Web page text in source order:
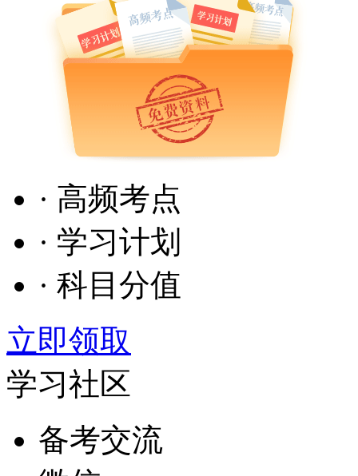
· 高频考点
· 学习计划
· 科目分值
立即领取
学习社区
备考交流